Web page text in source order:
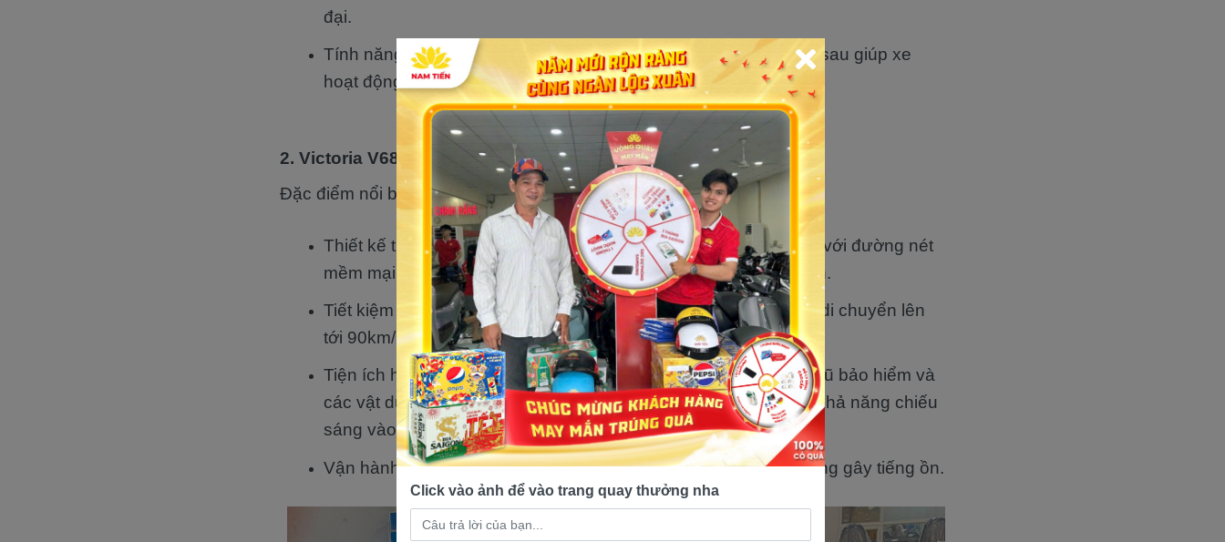
đại.
Tính năng an toàn cao: Hệ thống phanh đĩa trước và phanh cơ sau giúp xe
hoạt động ổn định, đảm bảo an toàn cho người lái.
2. Victoria V68 tại cửa hàng xe máy điện chính hãngNam Tiến
Đặc điểm nổi bật
Thiết kế tinh tế: Victoria V68 sở hữu thiết kế nhỏ gọn, thanh lịch với đường nét
mềm mại, phù hợp cho phái nữ hoặc người yêu thích sự tối giản.
Tiết kiệm năng lượng: Sử dụng pin Lithium-ion, xe có khả năng di chuyển lên
tới 90km/lần sạc, với mức tiêu thụ điện cực thấp.
Tiện ích hiện đại: Xe được trang bị cốp rộng, có thể chứa vừa mũ bảo hiểm và
các vật dụng cá nhân. Đèn LED trước và sau giúp tăng cường khả năng chiếu
sáng vào ban đêm.
Vận hành êm ái: Với công suất 1000W, xe vận hành êm và không gây tiếng ồn.
Click vào ảnh để vào trang quay thưởng nha